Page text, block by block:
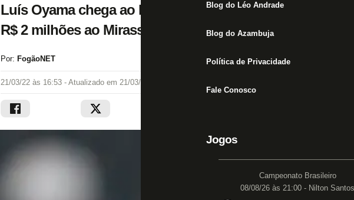
Blog do Léo Andrade
Blog do Azambuja
Política de Privacidade
Fale Conosco
Jogos
Campeonato Brasileiro
08/08/26 às 21:00 - Nilton Santos
Luís Oyama chega ao Rio nesta terça-feira; Botafogo vai
R$ 2 milhões ao Mirassol
Por: FogãoNET
21/03/22 às 16:53 - Atualizado em 21/03/22 às 17:05